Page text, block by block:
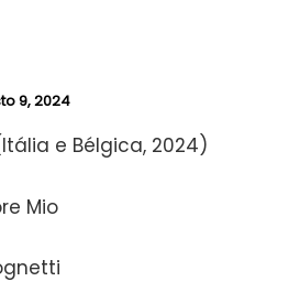
9, 2024
e Bélgica, 2024)
Mio